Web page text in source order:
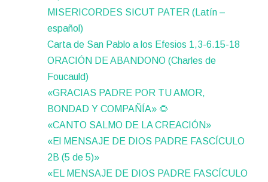
MISERICORDES SICUT PATER (Latín –
español)
Carta de San Pablo a los Efesios 1,3-6.15-18
ORACIÓN DE ABANDONO (Charles de
Foucauld)
«GRACIAS PADRE POR TU AMOR,
BONDAD Y COMPAÑÍA» 🌻
«CANTO SALMO DE LA CREACIÓN»
«El MENSAJE DE DIOS PADRE FASCÍCULO
2B (5 de 5)»
«EL MENSAJE DE DIOS PADRE FASCÍCULO